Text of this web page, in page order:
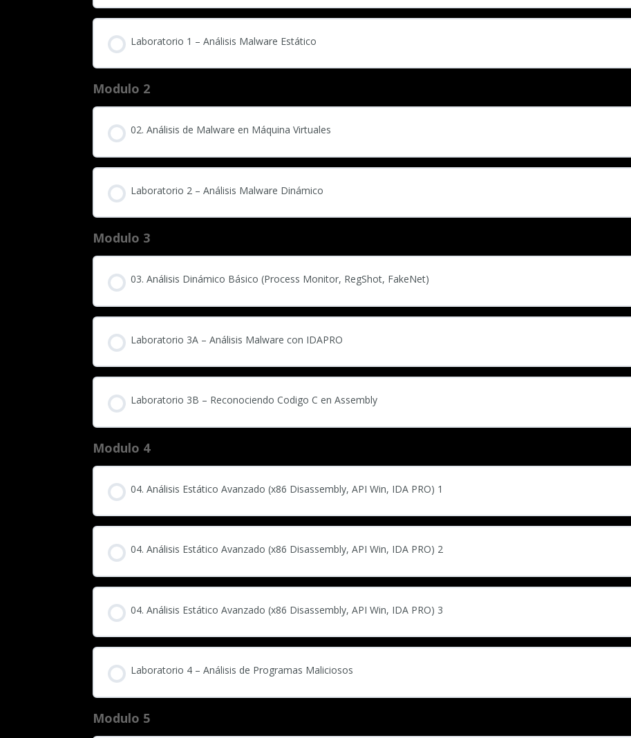
Laboratorio 1 – Análisis Malware Estático
Modulo 2
02. Análisis de Malware en Máquina Virtuales
Laboratorio 2 – Análisis Malware Dinámico
Modulo 3
03. Análisis Dinámico Básico (Process Monitor, RegShot, FakeNet)
Laboratorio 3A – Análisis Malware con IDAPRO
Laboratorio 3B – Reconociendo Codigo C en Assembly
Modulo 4
04. Análisis Estático Avanzado (x86 Disassembly, API Win, IDA PRO) 1
04. Análisis Estático Avanzado (x86 Disassembly, API Win, IDA PRO) 2
04. Análisis Estático Avanzado (x86 Disassembly, API Win, IDA PRO) 3
Laboratorio 4 – Análisis de Programas Maliciosos
Modulo 5